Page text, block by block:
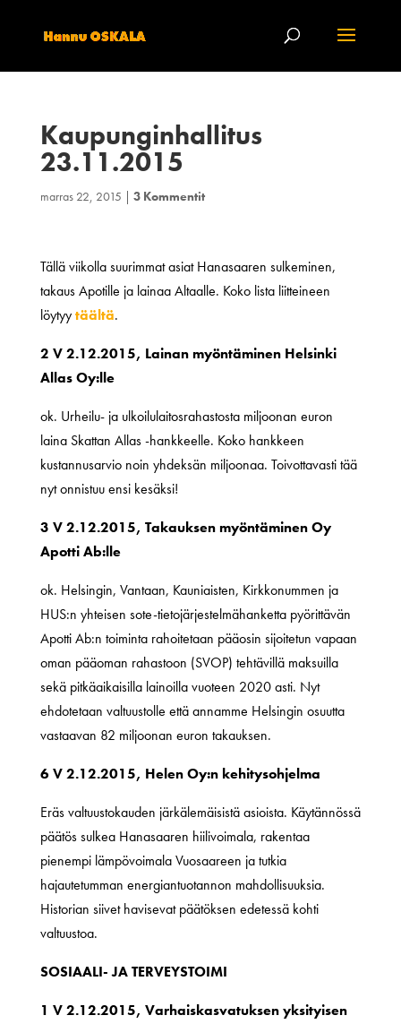
Kaupunginhallitus
23.11.2015
marras 22, 2015 | 3 Kommentit
Tällä viikolla suurimmat asiat Hanasaaren sulkeminen,
takaus Apotille ja lainaa Altaalle. Koko lista liitteineen
löytyytäältä.
2 V 2.12.2015, Lainan myöntäminen Helsinki
Allas Oy:lle
ok. Urheilu- ja ulkoilulaitosrahastosta miljoonan euron
laina Skattan Allas -hankkeelle. Koko hankkeen
kustannusarvio noin yhdeksän miljoonaa. Toivottavasti tää
nyt onnistuu ensi kesäksi!
3 V 2.12.2015, Takauksen myöntäminen Oy
Apotti Ab:lle
ok. Helsingin, Vantaan, Kauniaisten, Kirkkonummen ja
HUS:n yhteisen sote-tietojärjestelmähanketta pyörittävän
Apotti Ab:n toiminta rahoitetaan pääosin sijoitetun vapaan
oman pääoman rahastoon (SVOP) tehtävillä maksuilla
sekä pitkäaikaisilla lainoilla vuoteen 2020 asti. Nyt
ehdotetaan valtuustolle että annamme Helsingin osuutta
vastaavan 82 miljoonan euron takauksen.
6 V 2.12.2015, Helen Oy:n kehitysohjelma
Eräs valtuustokauden järkälemäisistä asioista. Käytännössä
päätös sulkea Hanasaaren hiilivoimala, rakentaa
pienempi lämpövoimala Vuosaareen ja tutkia
hajautetumman energiantuotannon mahdollisuuksia.
Historian siivet havisevat päätöksen edetessä kohti
valtuustoa.
SOSIAALI- JA TERVEYSTOIMI
1 V 2.12.2015, Varhaiskasvatuksen yksityisen